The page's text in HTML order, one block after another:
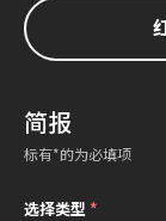
简报
标有*的为必填项
选择类型*